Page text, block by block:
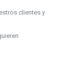
clientes y